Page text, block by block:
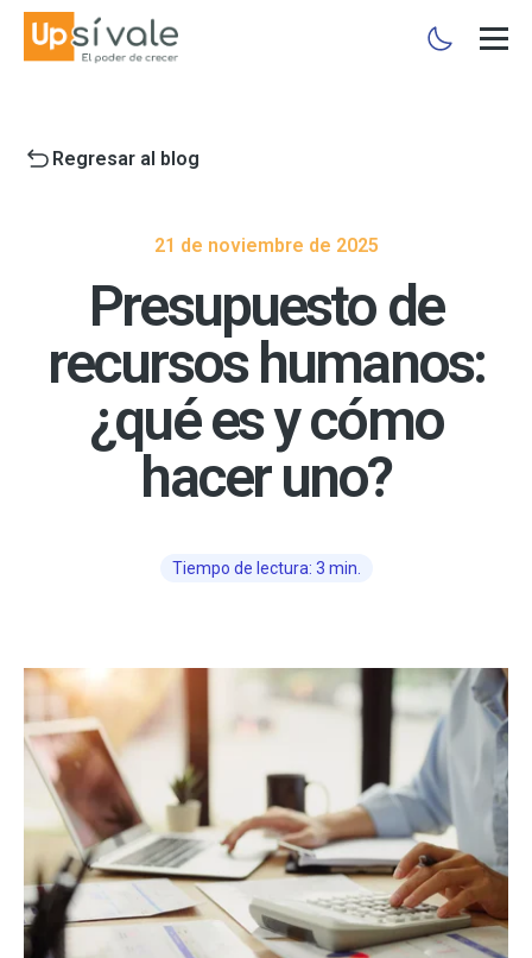
Regresar al blog
21 de noviembre de 2025
Presupuesto de
recursos humanos:
¿qué es y cómo
hacer uno?
Tiempo de lectura: 3 min.